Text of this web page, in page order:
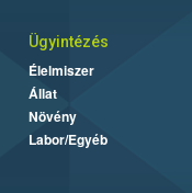
Ügyintézés
Élelmiszer
Állat
Növény
Labor/Egyéb